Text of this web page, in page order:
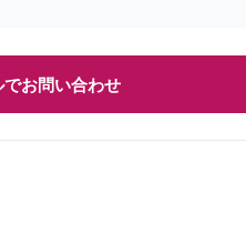
でお問い合わせ